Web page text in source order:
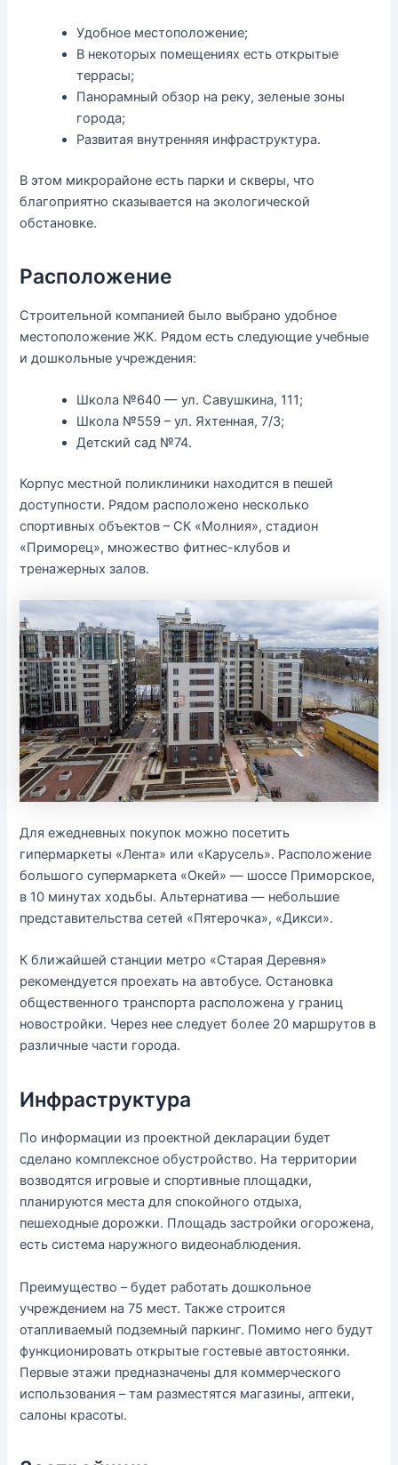
Удобное местоположение;
В некоторых помещениях есть открытые
террасы;
Панорамный обзор на реку, зеленые зоны
города;
Развитая внутренняя инфраструктура.
В этом микрорайоне есть парки и скверы, что
благоприятно сказывается на экологической
обстановке.
Расположение
Строительной компанией было выбрано удобное
местоположение ЖК. Рядом есть следующие учебные
и дошкольные учреждения:
Школа №640 — ул. Савушкина, 111;
Школа №559 – ул. Яхтенная, 7/3;
Детский сад №74.
Корпус местной поликлиники находится в пешей
доступности. Рядом расположено несколько
спортивных объектов – СК «Молния», стадион
«Приморец», множество фитнес-клубов и
тренажерных залов.
Для ежедневных покупок можно посетить
гипермаркеты «Лента» или «Карусель». Расположение
большого супермаркета «Окей» — шоссе Приморское,
в 10 минутах ходьбы. Альтернатива — небольшие
представительства сетей «Пятерочка», «Дикси».
К ближайшей станции метро «Старая Деревня»
рекомендуется проехать на автобусе. Остановка
общественного транспорта расположена у границ
новостройки. Через нее следует более 20 маршрутов в
различные части города.
Инфраструктура
По информации из проектной декларации будет
сделано комплексное обустройство. На территории
возводятся игровые и спортивные площадки,
планируются места для спокойного отдыха,
пешеходные дорожки. Площадь застройки огорожена,
есть система наружного видеонаблюдения.
Преимущество – будет работать дошкольное
учреждением на 75 мест. Также строится
отапливаемый подземный паркинг. Помимо него будут
функционировать открытые гостевые автостоянки.
Первые этажи предназначены для коммерческого
использования – там разместятся магазины, аптеки,
салоны красоты.